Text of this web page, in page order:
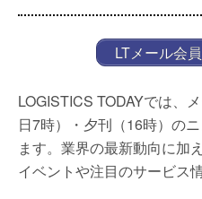
LTメール会
LOGISTICS TODAYでは、
日7時）・夕刊（16時）の
ます。業界の最新動向に加
イベントや注目のサービス